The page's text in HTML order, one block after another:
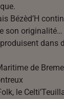
Bézèd’H
son
dans
de
le